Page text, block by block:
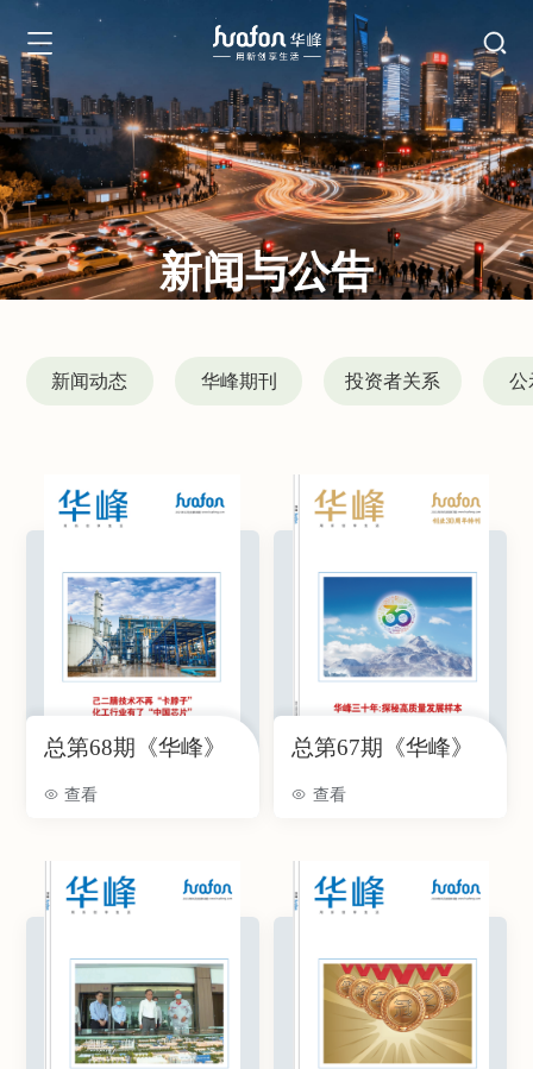
新闻与公告
新闻动态 华峰期刊 投资者关系 公
总第68期《华峰》
查看
总第67期《华峰》
查看